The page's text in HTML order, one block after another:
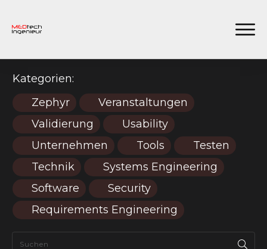
Kategorien:
Zephyr
Veranstaltungen
Validierung
Usability
Unternehmen
Tools
Testen
Technik
Systems Engineering
Software
Security
Requirements Engineering